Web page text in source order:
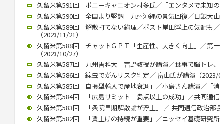
久留米第591回 ポニーキャニオン村多氏／「エンタメで未知
久留米第590回 全国より堅調 九州沖縄の景気回復／日銀大
久留米第589回 解散打てない総理／ポスト岸田浮上の気配も
（2023/11/21）
久留米第588回 チャットＧＰＴ「生産性、大きく向上」／第
（2023/10/27）
久留米第587回 九州歯科大 吉野教授が講演／食事で脳トレ
久留米第586回 線虫でがんリスク判定／ 畠山氏が講演（2023/
久留米第585回 自損型輸入で産地衰退」／小島さん講演／「
久留米第584回 「広島サミット 満点以上の成功」／共同通
久留米第583回 「衆院早期解散論が浮上」 ／ 共同通信政治部
久留米第582回 「賃上げの持続が重要」／ニッセイ基礎研究